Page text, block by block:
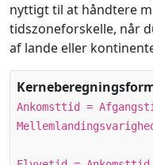
nyttigt til at håndtere
tidszoneforskelle, når
af lande eller
Ankomsttid =